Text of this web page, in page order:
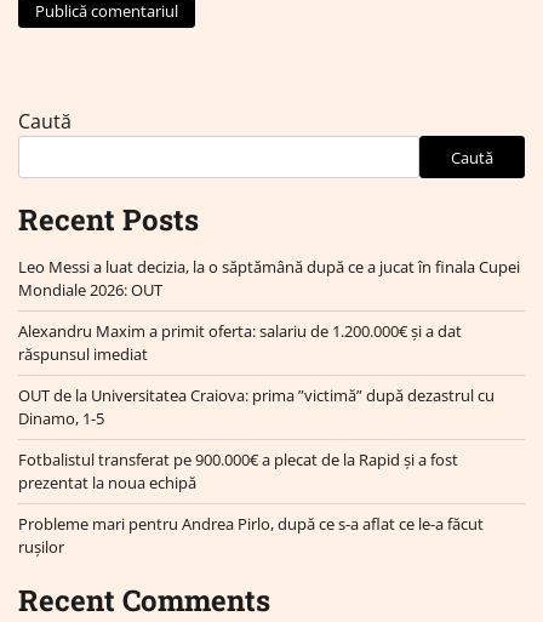
Caută
Caută
Recent Posts
Leo Messi a luat decizia, la o săptămână după ce a jucat în finala Cupei
Mondiale 2026: OUT
Alexandru Maxim a primit oferta: salariu de 1.200.000€ și a dat
răspunsul imediat
OUT de la Universitatea Craiova: prima ”victimă” după dezastrul cu
Dinamo, 1-5
Fotbalistul transferat pe 900.000€ a plecat de la Rapid și a fost
prezentat la noua echipă
Probleme mari pentru Andrea Pirlo, după ce s-a aflat ce le-a făcut
rușilor
Recent Comments